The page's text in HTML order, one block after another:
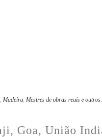
, Madeira, Mestres de obras reais e outros,
Goa, União